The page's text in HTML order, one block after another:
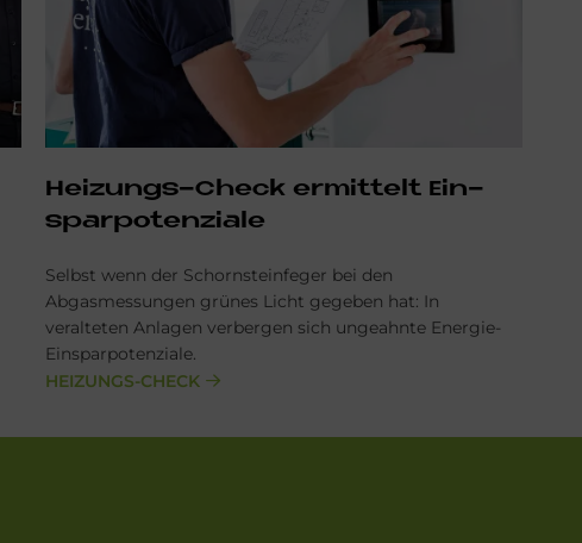
Hei­zun­gs-Check er­mit­telt Ein­
spar­po­ten­zia­le
Selbst wenn der Schornsteinfeger bei den
Abgasmessungen grünes Licht gegeben hat: In
veralteten Anlagen verbergen sich ungeahnte Energie-
Einsparpotenziale.
HEIZUNGS-CHECK